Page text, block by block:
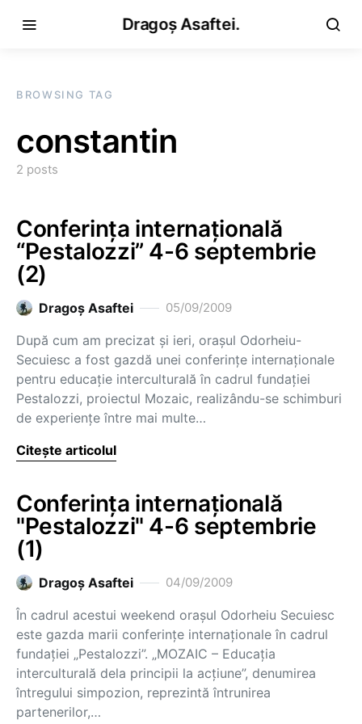
Dragoș Asaftei.
BROWSING TAG
constantin
2 posts
Conferinţa internaţională
“Pestalozzi” 4-6 septembrie
(2)
Dragoş Asaftei 05/09/2009
După cum am precizat şi ieri, oraşul Odorheiu-
Secuiesc a fost gazdă unei conferinţe internaţionale
pentru educaţie interculturală în cadrul fundaţiei
Pestalozzi, proiectul Mozaic, realizându-se schimburi
de experienţe între mai multe…
Citește articolul
Conferinţa internaţională
"Pestalozzi" 4-6 septembrie
(1)
Dragoş Asaftei 04/09/2009
În cadrul acestui weekend oraşul Odorheiu Secuiesc
este gazda marii conferinţe internaţionale în cadrul
fundaţiei „Pestalozzi”. „MOZAIC – Educaţia
interculturală dela principii la acţiune”, denumirea
întregului simpozion, reprezintă întrunirea
partenerilor,…